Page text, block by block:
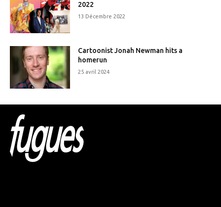
2022
13 Décembre 2022
Cartoonist Jonah Newman hits a
homerun
25 avril 2024